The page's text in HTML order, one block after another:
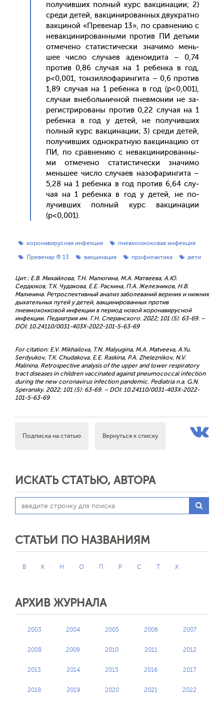
по­лучив­ших пол­ный курс вак­ци­нации; 2)
сре­ди де­тей, вак­ци­ниро­ван­ных двук­ратно
вак­ци­ной «Пре­венар 13», по срав­не­нию с
не­вак­ци­ниро­ван­ны­ми про­тив ПИ деть­ми
от­ме­чено ста­тис­ти­чес­ки зна­чимо мень­
шее чис­ло слу­ча­ев аде­но­иди­та – 0,74
про­тив 0,86 слу­чая на 1 ре­бен­ка в год,
p<0,001, тон­зилло­фарин­ги­та – 0,6 про­тив
1,89 слу­чая на 1 ре­бен­ка в год (p<0,001),
слу­чаи вне­боль­нич­ной пнев­мо­нии не за­
регис­три­рова­ны про­тив 0,22 слу­чая на 1
ре­бен­ка в год у де­тей, не по­лучив­ших
пол­ный курс вак­ци­нации; 3) сре­ди де­тей,
по­лучив­ших од­нократ­ную вак­ци­нацию от
ПИ, по срав­не­нию с не­вак­ци­ниро­ван­ны­
ми от­ме­чено ста­тис­ти­чес­ки зна­чимо
мень­шее чис­ло слу­ча­ев на­зофа­рин­ги­та –
5,28 на 1 ре­бен­ка в год про­тив 6,64 слу­
чая на 1 ре­бен­ка в год у де­тей, не по­
лучив­ших пол­ный курс вак­ци­нации
(p<0,001).
коронавирусная инфекция
пневмоккоковая инфекция
Превенар ® 13
вакцинация профилактика дети
Цит.: Е.В. Михайлова, Т.Н. Малюгина, М.А. Матвеева, А.Ю.
Сердюков, Т.К. Чудакова, Е.Е. Раскина, П.А. Железников, Н.В.
Малинина. Ретроспективный анализ заболеваний верхних и нижних
дыхательных путей у детей, вакцинированных против
пневмококковой инфекции в период новой коронавирусной
инфекции. Педиатрия им. Г.Н. Сперанского. 2022; 101 (5): 63-69. –
DOI: 10.24110/0031-403X-2022-101-5-63-69
For citation: E.V. Mikhailova, T.N. Malyugina, M.A. Matveeva, A.Yu.
Serdyukov, T.K. Chudakova, E.E. Raskina, P.A. Zheleznikov, N.V.
Malinina. Retrospective analysis of the upper and lower respiratory
tract diseases in children vaccinated against pneumococcal infection
during the new coronavirus infection pandemic. Pediatria n.a. G.N.
Speransky. 2022; 101 (5): 63-69. – DOI: 10.24110/0031-403X-2022-
101-5-63-69
Подписка на статью Вернуться к списку
ИСКАТЬ СТАТЬЮ, АВТОРА
СТАТЬИ ПО НАЗВАНИЯМ
В К Н О П Р С Т Х
АРХИВ ЖУРНАЛА
2003 2004 2005 2006 2007
2008 2009 2010 2011 2012
2013 2014 2015 2016 2017
2018 2019 2020 2021 2022